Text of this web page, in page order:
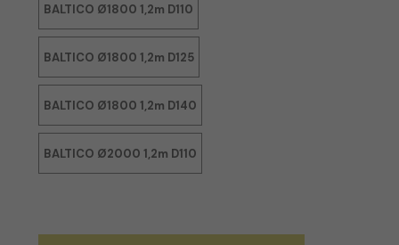
BALTICO Ø1800 1,2m D110
BALTICO Ø1800 1,2m D125
BALTICO Ø1800 1,2m D140
BALTICO Ø2000 1,2m D110